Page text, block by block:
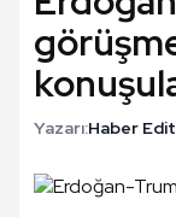
Yazarı:Haber